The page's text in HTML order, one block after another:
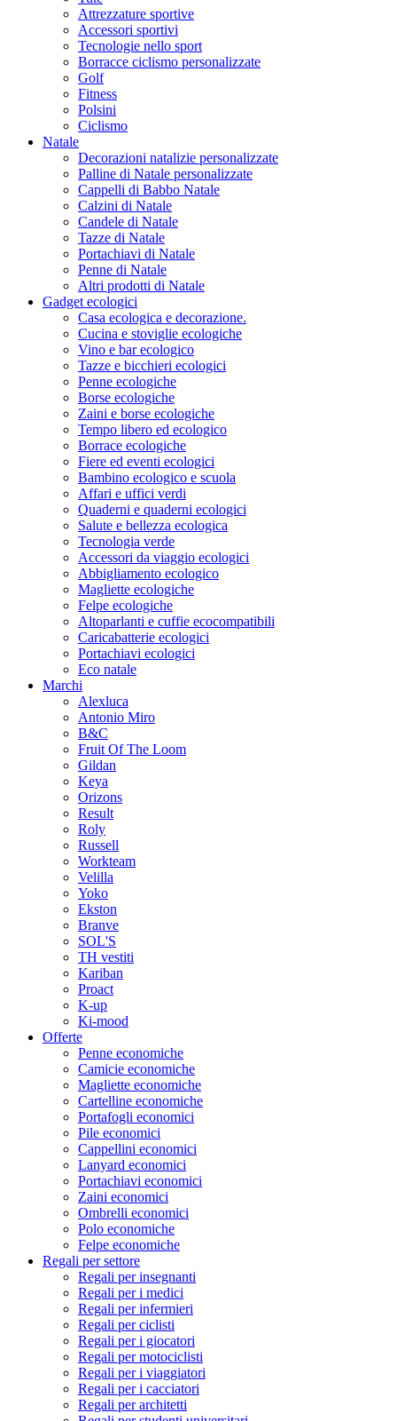
Attrezzature sportive
Accessori sportivi
Tecnologie nello sport
Borracce ciclismo personalizzate
Golf
Fitness
Polsini
Ciclismo
Natale
Decorazioni natalizie personalizzate
Palline di Natale personalizzate
Cappelli di Babbo Natale
Calzini di Natale
Candele di Natale
Tazze di Natale
Portachiavi di Natale
Penne di Natale
Altri prodotti di Natale
Gadget ecologici
Casa ecologica e decorazione.
Cucina e stoviglie ecologiche
Vino e bar ecologico
Tazze e bicchieri ecologici
Penne ecologiche
Borse ecologiche
Zaini e borse ecologiche
Tempo libero ed ecologico
Borrace ecologiche
Fiere ed eventi ecologici
Bambino ecologico e scuola
Affari e uffici verdi
Quaderni e quaderni ecologici
Salute e bellezza ecologica
Tecnologia verde
Accessori da viaggio ecologici
Abbigliamento ecologico
Magliette ecologiche
Felpe ecologiche
Altoparlanti e cuffie ecocompatibili
Caricabatterie ecologici
Portachiavi ecologici
Eco natale
Marchi
Alexluca
Antonio Miro
B&C
Fruit Of The Loom
Gildan
Keya
Orizons
Result
Roly
Russell
Workteam
Velilla
Yoko
Ekston
Branve
SOL'S
TH vestiti
Kariban
Proact
K-up
Ki-mood
Offerte
Penne economiche
Camicie economiche
Magliette economiche
Cartelline economiche
Portafogli economici
Pile economici
Cappellini economici
Lanyard economici
Portachiavi economici
Zaini economici
Ombrelli economici
Polo economiche
Felpe economiche
Regali per settore
Regali per insegnanti
Regali per i medici
Regali per infermieri
Regali per ciclisti
Regali per i giocatori
Regali per motociclisti
Regali per i viaggiatori
Regali per i cacciatori
Regali per architetti